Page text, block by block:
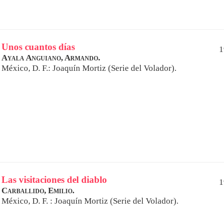
Unos cuantos días
Ayala Anguiano, Armando.
México, D. F.: Joaquín Mortiz (Serie del Volador).
Las visitaciones del diablo
Carballido, Emilio.
México, D. F. : Joaquín Mortiz (Serie del Volador).